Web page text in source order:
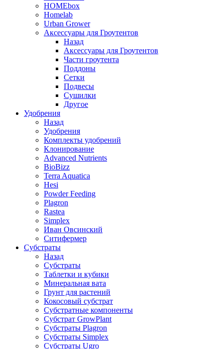
HOMEbox
Homelab
Urban Grower
Аксессуары для Гроутентов
Назад
Аксессуары для Гроутентов
Части гроутента
Поддоны
Сетки
Подвесы
Сушилки
Другое
Удобрения
Назад
Удобрения
Комплекты удобрений
Клонирование
Advanced Nutrients
BioBizz
Terra Aquatica
Hesi
Powder Feeding
Plagron
Rastea
Simplex
Иван Овсинский
Ситифермер
Субстраты
Назад
Субстраты
Таблетки и кубики
Минеральная вата
Грунт для растений
Кокосовый субстрат
Субстратные компоненты
Субстрат GrowPlant
Субстраты Plagron
Субстраты Simplex
Субстраты Ugro